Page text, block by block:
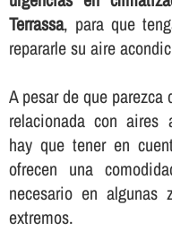
Terrassa, para que
repararle su aire
A pesar de que
relacionada con aires
hay que tener en
ofrecen una
necesario en algunas
extremos.